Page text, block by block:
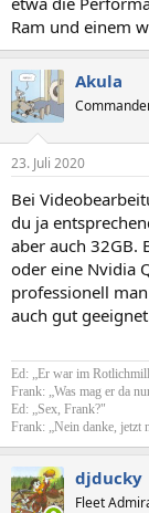
Ram und einem
Akula
23. Juli 2020
Bei
du ja
aber auch 32GB.
oder eine Nvidia
professionell
auch gut
Ed: „Er war im
Frank: „Was mag er da
Ed: „Sex, Frank?"
Frank: „Nein danke, jetzt
djducky
Fleet